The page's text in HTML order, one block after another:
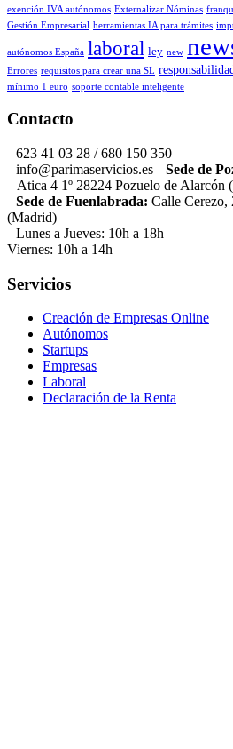
exención IVA autónomos Externalizar Nóminas
Gestión Empresarial herramientas IA para trámites
autónomos España laboral ley new
Errores requisitos para crear una SL
mínimo 1 euro soporte contable inteligente
Contacto
623 41 03 28 / 680 150 350
info@parimaservicios.es
Sede de
– Atica 4 1º 28224 Pozuelo de Alarcón
Sede de Fuenlabrada: Calle Cerezo,
(Madrid)
Lunes a Jueves: 10h a 18h
Viernes: 10h a 14h
Servicios
Creación de Empresas Online
Autónomos
Startups
Empresas
Laboral
Declaración de la Renta